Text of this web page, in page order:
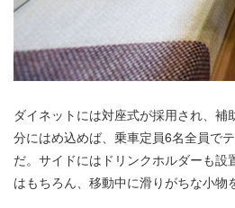
ダイネットには対座式が採用され、補
分にはめ込めば、乗車定員6名全員で
だ。サイドにはドリンクホルダーも設
はもちろん、移動中に滑りがちな小物